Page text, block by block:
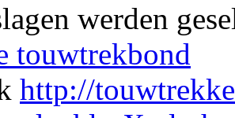
werden
touwtrekbond
http://